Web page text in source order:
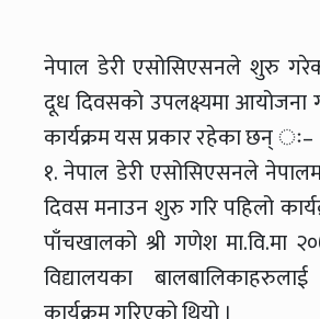
नेपाल डेरी एसोसिएसनले शुरु
दूध दिवसको उपलक्ष्यमा आयोजना
कार्यक्रम यस प्रकार रहेका छन् ः–
१. नेपाल डेरी एसोसिएसनले
दिवस मनाउन शुरु गरि पहिलो
पाँचखालको श्री गणेश मा.वि.मा
विद्यालयका